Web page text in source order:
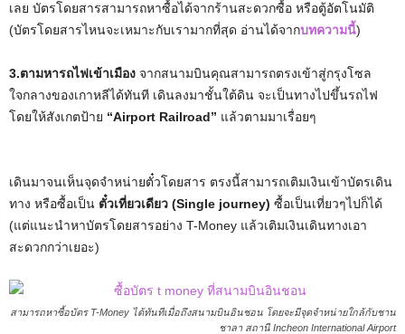
เลย บัตรโดยสารสามารถหาซื้อได้จากร้านสะดวกซื้อ หรือตู้อัตโนมัติ
(บัตรโดยสารไหนจะเหมาะกับเรามากที่สุด อ่านได้จากบทความนี้)
3.ตามหารถไฟเข้าเมือง จากสนามบินคุณสามารถตรงเข้าสู่กรุงโซล
ใจกลางของเกาหลีได้ทันที เดินลงมาชั้นใต้ดิน จะเป็นทางไปขึ้นรถไฟ
โดยให้สังเกตป้าย “Airport Railroad” แล้วตามมาเรื่อยๆ
เดินมาจนเห็นจุดจำหน่ายตั๋วโดยสาร ตรงนี้สามารถเติมเงินเข้าบัตรเดิน
ทาง หรือซื้อเป็น ตั๋วเที่ยวเดียว (Single journey) ซื้อเป็นเที่ยวๆไปก็ได้
(แต่แนะนำหาบัตรโดยสารอย่าง T-Money แล้วเติมเงินเดินทางเอา
สะดวกกว่าเยอะ)
สามารถหาซื้อบัตร T-Money ได้ทันทีเมื่อถึงสนามบินอินชอน โดยจะมีจุดจำหน่ายใกล้กับชาน
ชาลา สถานี Incheon International Airport